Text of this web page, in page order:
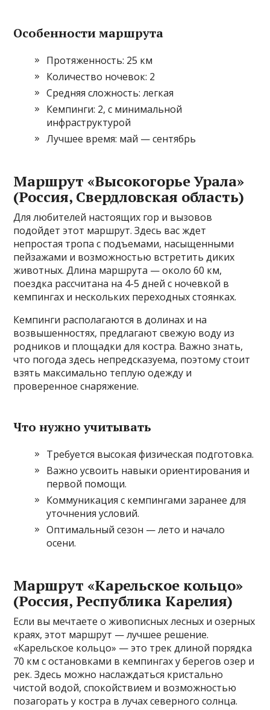
Особенности маршрута
Протяженность: 25 км
Количество ночевок: 2
Средняя сложность: легкая
Кемпинги: 2, с минимальной
инфраструктурой
Лучшее время: май — сентябрь
Маршрут «Высокогорье Урала»
(Россия, Свердловская область)
Для любителей настоящих гор и вызовов
подойдет этот маршрут. Здесь вас ждет
непростая тропа с подъемами, насыщенными
пейзажами и возможностью встретить диких
животных. Длина маршрута — около 60 км,
поездка рассчитана на 4-5 дней с ночевкой в
кемпингах и нескольких переходных стоянках.
Кемпинги располагаются в долинах и на
возвышенностях, предлагают свежую воду из
родников и площадки для костра. Важно знать,
что погода здесь непредсказуема, поэтому стоит
взять максимально теплую одежду и
проверенное снаряжение.
Что нужно учитывать
Требуется высокая физическая подготовка.
Важно усвоить навыки ориентирования и
первой помощи.
Коммуникация с кемпингами заранее для
уточнения условий.
Оптимальный сезон — лето и начало
осени.
Маршрут «Карельское кольцо»
(Россия, Республика Карелия)
Если вы мечтаете о живописных лесных и озерных
краях, этот маршрут — лучшее решение.
«Карельское кольцо» — это трек длиной порядка
70 км с остановками в кемпингах у берегов озер и
рек. Здесь можно наслаждаться кристально
чистой водой, спокойствием и возможностью
позагорать у костра в лучах северного солнца.